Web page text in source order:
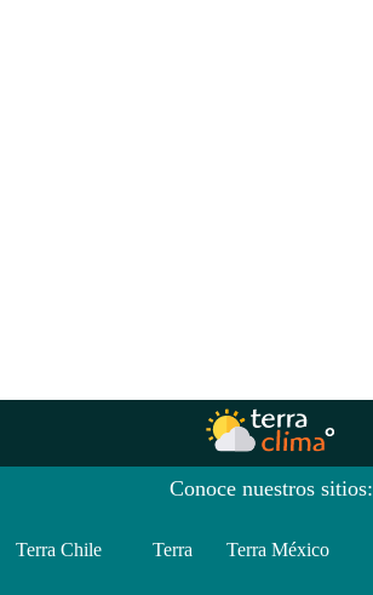
Conoce nuestros sitios:
Terra Chile Terra Terra México